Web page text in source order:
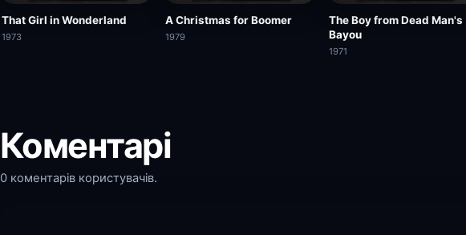
That Girl in Wonderland
1973
A Christmas for Boomer
1979
The Boy from Dead Man's
Bayou
1971
Коментарі
0 коментарів користувачів.